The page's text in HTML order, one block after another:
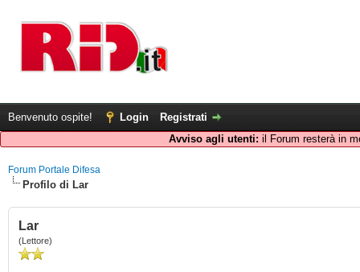
Benvenuto ospite! Login
Registrati
Avviso agli utenti: il Forum resterà in
Forum Portale Difesa
Profilo di Lar
Lar
(Lettore)